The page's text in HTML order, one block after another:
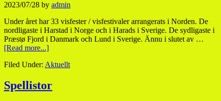
2023/07/28 by admin
Under året har 33 visfester / visfestivaler arrangerats i Norden. De
nordligaste i Harstad i Norge och i Harads i Sverige. De sydligaste i
Præstø Fjord i Danmark och Lund i Sverige. Ännu i slutet av …
[Read more...]
Filed Under: Aktuellt
Spellistor